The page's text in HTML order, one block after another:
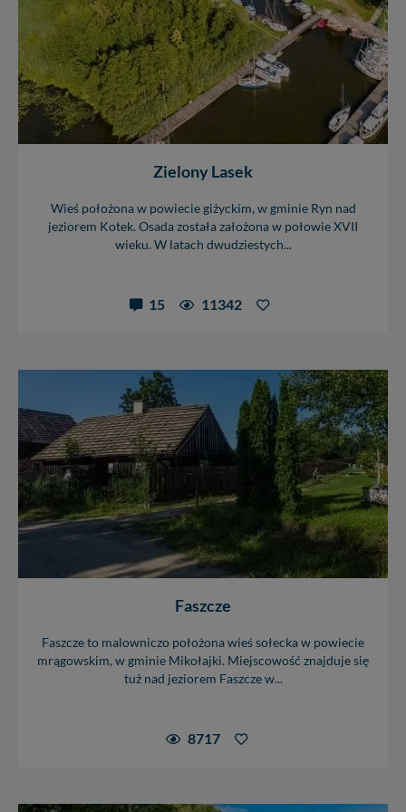
Zielony Lasek
Wieś położona w powiecie giżyckim, w gminie Ryn nad
jeziorem Kotek. Osada została założona w połowie XVII
wieku. W latach dwudziestych...
15 11342
Faszcze
Faszcze to malowniczo położona wieś sołecka w powiecie
mrągowskim, w gminie Mikołajki. Miejscowość znajduje się
tuż nad jeziorem Faszcze w...
8717
cookies. Twoja przeglądarka umożliwia Ci skasowanie
tych plików - w pewnych przypadkach nie możemy tego
zrobić za Ciebie.
Dziękujemy, i życzmy miłego odkrywania Mazur na
nowo...